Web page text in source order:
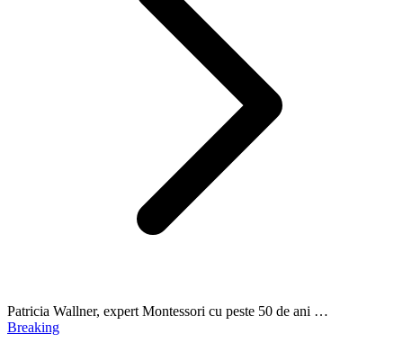
Patricia Wallner, expert Montessori cu peste 50 de ani …
Breaking